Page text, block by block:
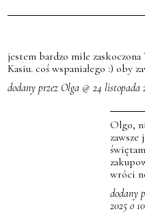
jestem bardzo mile
Kasiu. coś wspaniałego :) oby
dodany przez Olga @ 24 listopada
Olgo,
wróci
dodany
2025 o